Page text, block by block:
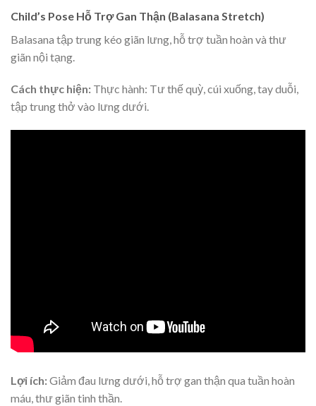
Child’s Pose Hỗ Trợ Gan Thận (Balasana Stretch)
Balasana tập trung kéo giãn lưng, hỗ trợ tuần hoàn và thư
giãn nội tạng.
Cách thực hiện: Thực hành: Tư thế quỳ, cúi xuống, tay duỗi,
tập trung thở vào lưng dưới.
Lợi ích:Giảm đau lưng dưới, hỗ trợ gan thận qua tuần hoàn
máu, thư giãn tinh thần.